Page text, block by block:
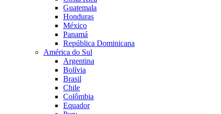
Guatemala
Honduras
México
Panamá
República Dominicana
América do Sul
Argentina
Bolívia
Brasil
Chile
Colômbia
Equador